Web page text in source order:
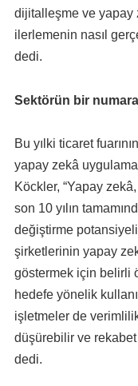
dijitalleşme ve yapay
ilerlemenin nasıl
dedi.
Sektörün bir
Bu yılki ticaret
yapay zekâ
Köckler, “Yapay
son 10 yılın
değiştirme
şirketlerinin yapay
göstermek için belirli
hedefe yönelik
işletmeler de
düşürebilir ve
dedi.